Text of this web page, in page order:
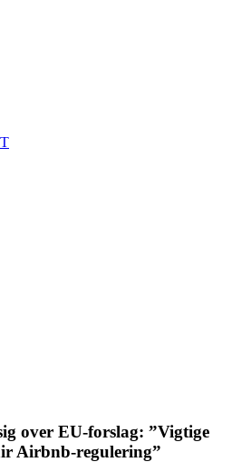
over EU-forslag: ”Vigtige
Airbnb-regulering”